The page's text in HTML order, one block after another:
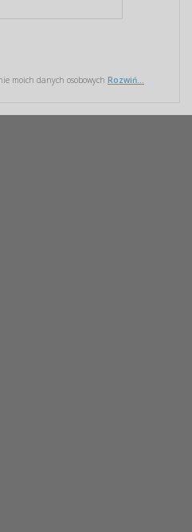
moich danych osobowych Rozwiń...